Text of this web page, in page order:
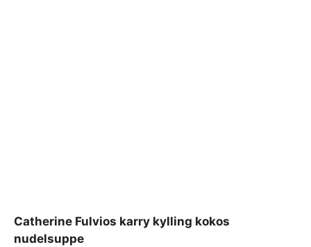
Catherine Fulvios karry kylling kokos
nudelsuppe